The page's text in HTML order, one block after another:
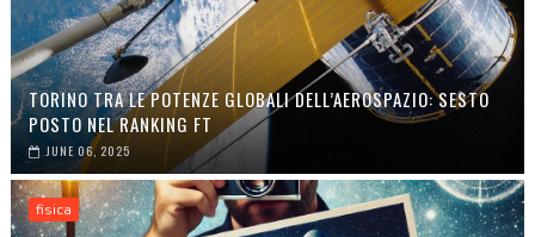
TORINO TRA LE POTENZE GLOBALI DELL’AEROSPAZIO: SESTO
POSTO NEL RANKING FT
JUNE 06, 2025
fisica